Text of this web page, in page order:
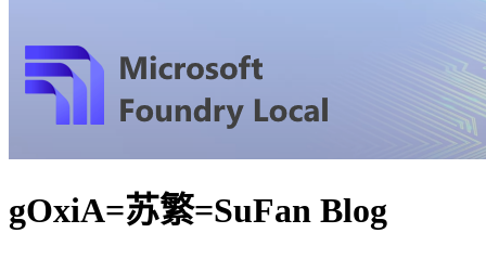
gOxiA=苏繁=SuFan Blog